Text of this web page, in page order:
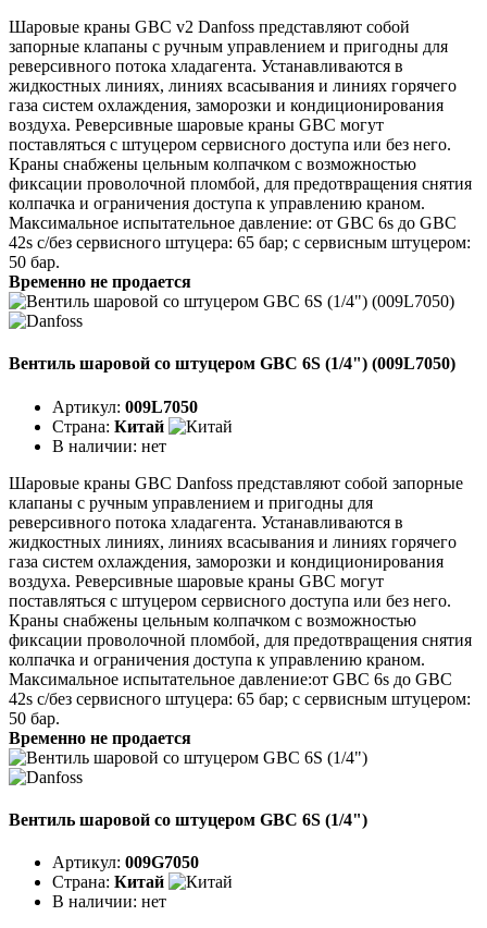
Шаровые краны GBC v2 Danfoss представляют собой
запорные клапаны с ручным управлением и пригодны для
реверсивного потока хладагента. Устанавливаются в
жидкостных линиях, линиях всасывания и линиях горячего
газа систем охлаждения, заморозки и кондиционирования
воздуха. Реверсивные шаровые краны GBC могут
поставляться с штуцером сервисного доступа или без него.
Краны снабжены цельным колпачком с возможностью
фиксации проволочной пломбой, для предотвращения снятия
колпачка и ограничения доступа к управлению краном.
Максимальное испытательное давление: от GBC 6s до GBC
42s с/без сервисного штуцера: 65 бар; с сервисным штуцером:
50 бар.
Временно не продается
Вентиль шаровой со штуцером GBC 6S (1/4") (009L7050)
Артикул: 009L7050
Страна: Китай
В наличии: нет
Шаровые краны GBC Danfoss представляют собой запорные
клапаны с ручным управлением и пригодны для
реверсивного потока хладагента. Устанавливаются в
жидкостных линиях, линиях всасывания и линиях горячего
газа систем охлаждения, заморозки и кондиционирования
воздуха. Реверсивные шаровые краны GBC могут
поставляться с штуцером сервисного доступа или без него.
Краны снабжены цельным колпачком с возможностью
фиксации проволочной пломбой, для предотвращения снятия
колпачка и ограничения доступа к управлению краном.
Максимальное испытательное давление:от GBC 6s до GBC
42s с/без сервисного штуцера: 65 бар; с сервисным штуцером:
50 бар.
Временно не продается
Вентиль шаровой со штуцером GBC 6S (1/4")
Артикул: 009G7050
Страна: Китай
В наличии: нет